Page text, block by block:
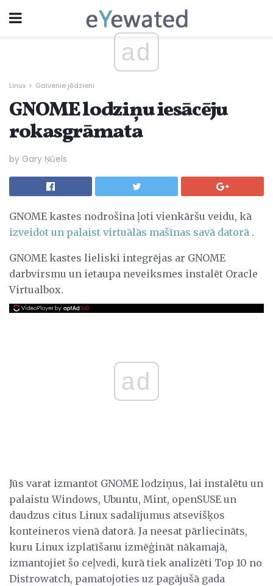
ad
Linux Galvenie jēdzieni
GNOME lodziņu iesācēju
rokasgrāmata
by Gary Ņūels
GNOME kastes nodrošina ļoti vienkāršu veidu, kā
izveidot un palaist virtuālās mašīnas savā datorā .
GNOME kastes lieliski integrējas ar GNOME
darbvirsmu un ietaupa neveiksmes instalēt Oracle
Virtualbox.
ad
Jūs varat izmantot GNOME lodziņus, lai instalētu un
palaistu Windows, Ubuntu, Mint, openSUSE un
daudzus citus Linux sadalījumus atsevišķos
konteineros vienā datorā. Ja neesat pārliecināts,
kuru Linux izplatīšanu izmēģināt nākamajā,
izmantojiet šo ceļvedi, kurā tiek analizēti Top 10 no
Distrowatch, pamatojoties uz pagājušā gada